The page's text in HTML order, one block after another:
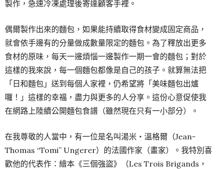
製作，急速冷凍處理後寄達顧客手裡。
偶爾製作出來的麵包，如果能持續取得食材變成固定商品，
就會依手邊有的分量做成數量限定的麵包。為了釋放出更多
食材的原味，每天一邊煩惱一邊製作一期一會的麵包；對於
這樣的我來說，每一個麵包都像是自己的孩子。就算無法把
「日和麵包」送到每個人家裡，仍希望將「美味麵包出爐
囉！」這樣的幸福，盡力與更多的人分享。這份心意促使我
在網路上陸續公開麵包食譜（雖然現在只有一小部分）。
在我尊敬的人當中，有一位是名叫湯米・溫格爾（Jean-
Thomas “Tomi” Ungerer）的法國作家（畫家）。我特別喜
歡他的代表作：繪本《三個強盜》（Les Trois Brigands，